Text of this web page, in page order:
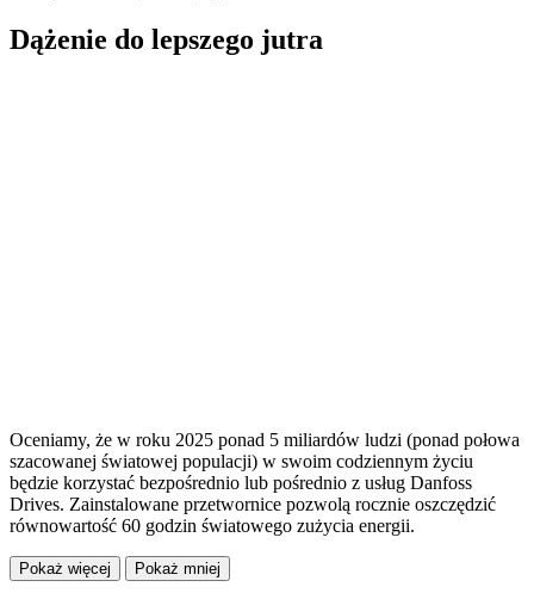
Dążenie do lepszego jutra
Oceniamy, że w roku 2025 ponad 5 miliardów ludzi (ponad połowa
szacowanej światowej populacji) w swoim codziennym życiu
będzie korzystać bezpośrednio lub pośrednio z usług Danfoss
Drives. Zainstalowane przetwornice pozwolą rocznie oszczędzić
równowartość 60 godzin światowego zużycia energii.
Pokaż więcej Pokaż mniej